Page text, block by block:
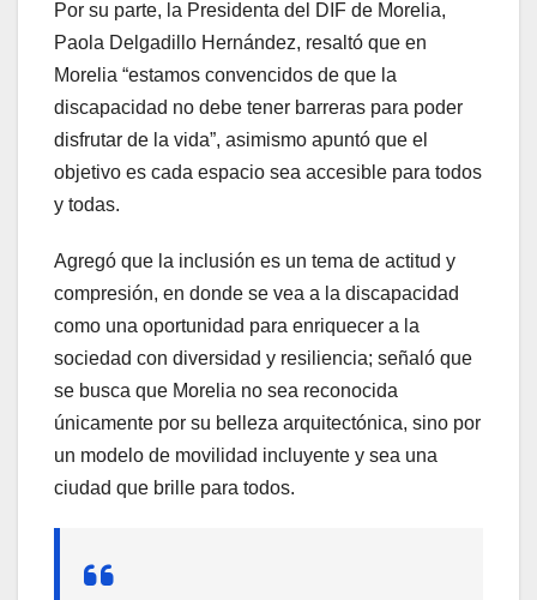
Por su parte, la Presidenta del DIF de Morelia,
Paola Delgadillo Hernández, resaltó que en
Morelia “estamos convencidos de que la
discapacidad no debe tener barreras para poder
disfrutar de la vida”, asimismo apuntó que el
objetivo es cada espacio sea accesible para todos
y todas.
Agregó que la inclusión es un tema de actitud y
compresión, en donde se vea a la discapacidad
como una oportunidad para enriquecer a la
sociedad con diversidad y resiliencia; señaló que
se busca que Morelia no sea reconocida
únicamente por su belleza arquitectónica, sino por
un modelo de movilidad incluyente y sea una
ciudad que brille para todos.